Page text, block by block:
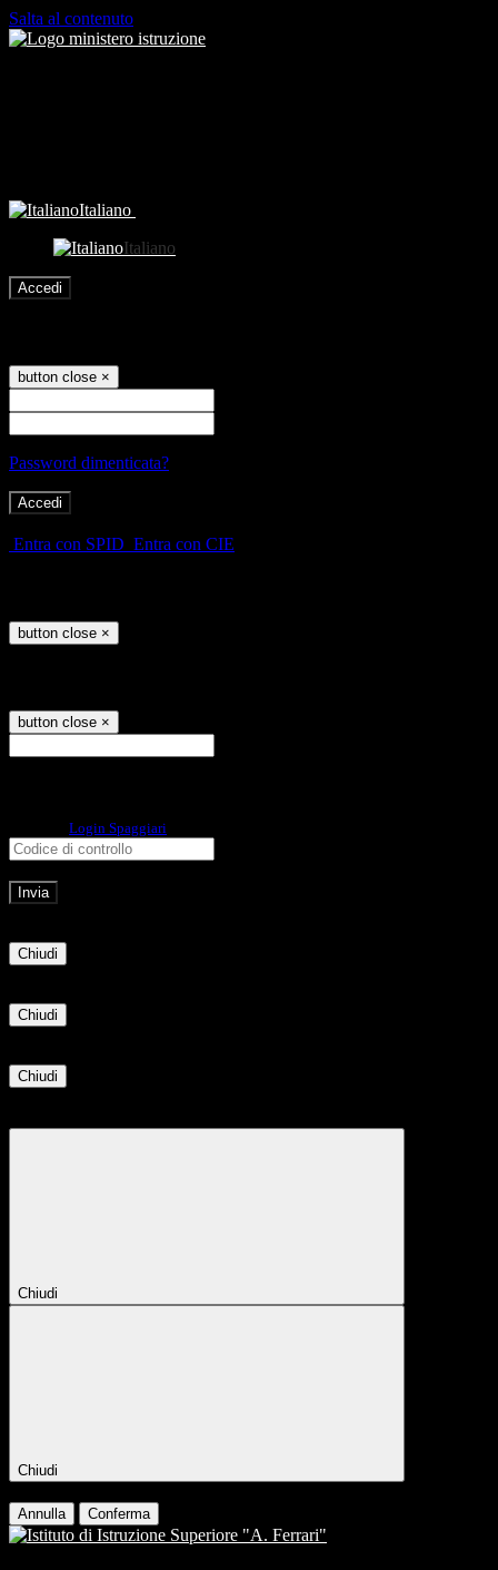
Salta al contenuto
Italiano
Italiano
Accedi
button close ×
Password dimenticata?
Entra con SPID Entra con CIE
button close ×
button close ×
Login Spaggiari
Chiudi
Chiudi
Chiudi
Chiudi
Chiudi
Annulla Conferma